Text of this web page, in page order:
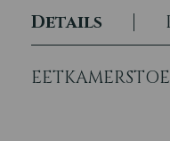
Details